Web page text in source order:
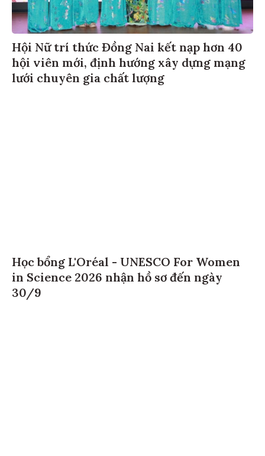
Hội Nữ trí thức Đồng Nai kết nạp hơn 40
hội viên mới, định hướng xây dựng mạng
lưới chuyên gia chất lượng
Học bổng L'Oréal - UNESCO For Women
in Science 2026 nhận hồ sơ đến ngày
30/9